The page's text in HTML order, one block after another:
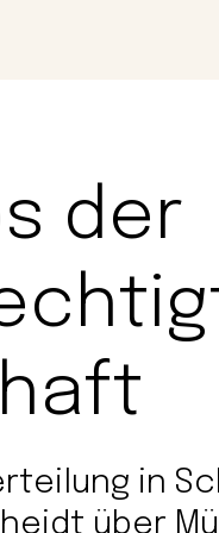
der
in
über